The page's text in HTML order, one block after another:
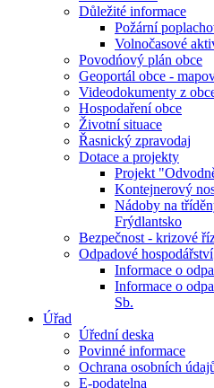
Důležité informace
Požární
Volnočasové
Povodńový plán obce
Geoportál obce -
Videodokumenty z
Hospodaření obce
Životní situace
Řasnický zpravodaj
Dotace a projekty
Projekt
Kontejnerový
Nádoby na
Frýdlantsko
Bezpečnost - krizové
Odpadové hospodářství
Informace o
Informace o
Sb.
Úřad
Úřední deska
Povinné informace
Ochrana osobních
E-podatelna